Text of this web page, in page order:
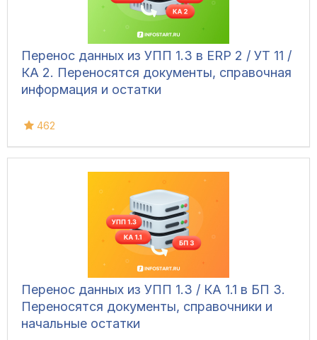
Перенос данных из УПП 1.3 в ERP 2 / УТ 11 /
КА 2. Переносятся документы, справочная
информация и остатки
462
Перенос данных из УПП 1.3 / КА 1.1 в БП 3.
Переносятся документы, справочники и
начальные остатки